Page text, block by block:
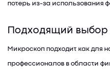
потерь из-за использования
Подходящий выбор
Микроскоп подходит как для
профессионалов в области